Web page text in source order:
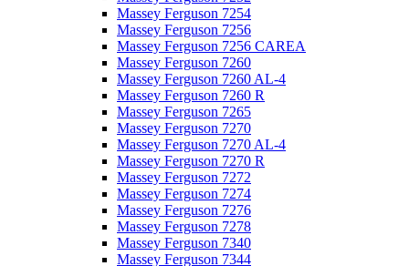
Massey Ferguson 7254
Massey Ferguson 7256
Massey Ferguson 7256 CAREA
Massey Ferguson 7260
Massey Ferguson 7260 AL-4
Massey Ferguson 7260 R
Massey Ferguson 7265
Massey Ferguson 7270
Massey Ferguson 7270 AL-4
Massey Ferguson 7270 R
Massey Ferguson 7272
Massey Ferguson 7274
Massey Ferguson 7276
Massey Ferguson 7278
Massey Ferguson 7340
Massey Ferguson 7344